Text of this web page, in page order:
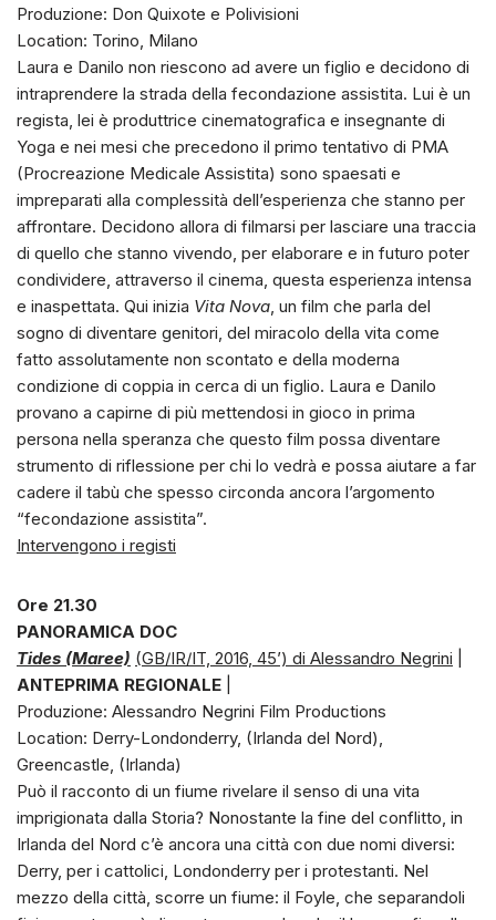
Produzione: Don Quixote e Polivisioni
Location: Torino, Milano
Laura e Danilo non riescono ad avere un figlio e decidono di
intraprendere la strada della fecondazione assistita. Lui è un
regista, lei è produttrice cinematografica e insegnante di
Yoga e nei mesi che precedono il primo tentativo di PMA
(Procreazione Medicale Assistita) sono spaesati e
impreparati alla complessità dell’esperienza che stanno per
affrontare. Decidono allora di filmarsi per lasciare una traccia
di quello che stanno vivendo, per elaborare e in futuro poter
condividere, attraverso il cinema, questa esperienza intensa
e inaspettata. Qui inizia Vita Nova , un film che parla del
sogno di diventare genitori, del miracolo della vita come
fatto assolutamente non scontato e della moderna
condizione di coppia in cerca di un figlio. Laura e Danilo
provano a capirne di più mettendosi in gioco in prima
persona nella speranza che questo film possa diventare
strumento di riflessione per chi lo vedrà e possa aiutare a far
cadere il tabù che spesso circonda ancora l’argomento
“fecondazione assistita”.
Intervengono i registi
Ore 21.30
PANORAMICA DOC
Tides (Maree) (GB/IR/IT, 2016, 45’) di Alessandro Negrini
ANTEPRIMA REGIONALE
Produzione: Alessandro Negrini Film Productions
Location: Derry-Londonderry, (Irlanda del Nord),
Greencastle, (Irlanda)
Può il racconto di un fiume rivelare il senso di una vita
imprigionata dalla Storia? Nonostante la fine del conflitto, in
Irlanda del Nord c’è ancora una città con due nomi diversi:
Derry, per i cattolici, Londonderry per i protestanti. Nel
mezzo della città, scorre un fiume: il Foyle, che separandoli